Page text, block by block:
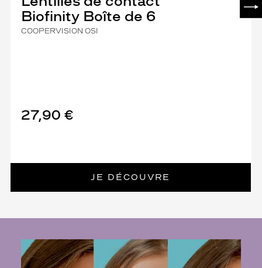
Biofinity Boîte de 6
COOPERVISION OSI
27,90 €
JE DÉCOUVRE